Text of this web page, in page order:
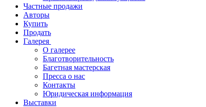
Частные продажи
Авторы
Купить
Продать
Галерея
О галерее
Благотворительность
Багетная мастерская
Пресса о нас
Контакты
Юридическая информация
Выставки